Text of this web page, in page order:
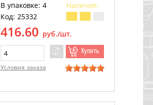
В упаковке: 4
Наличие:
Код: 25332
416.60 руб./шт.
Купить
Условия заказа